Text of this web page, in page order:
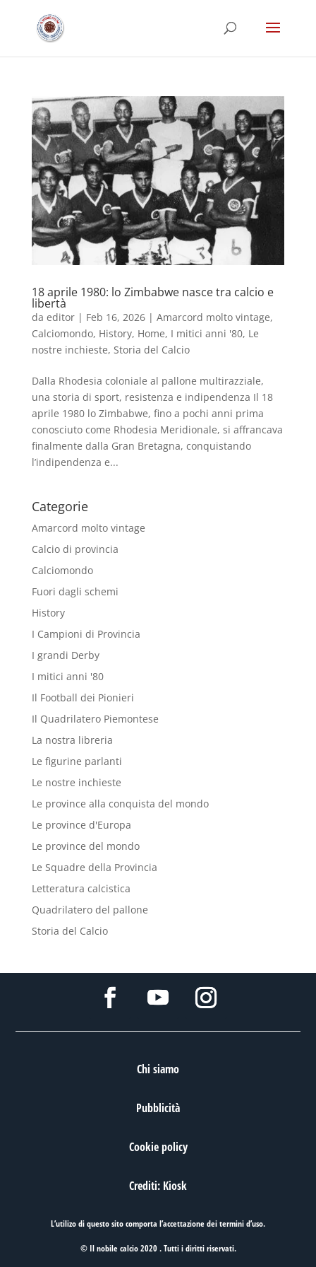
18 aprile 1980: lo Zimbabwe nasce tra calcio e
libertà
da editor| Feb 16, 2026| Amarcord molto vintage,
Calciomondo, History, Home, I mitici anni '80, Le
nostre inchieste, Storia del Calcio
Dalla Rhodesia coloniale al pallone multirazziale,
una storia di sport, resistenza e indipendenza Il 18
aprile 1980 lo Zimbabwe, fino a pochi anni prima
conosciuto come Rhodesia Meridionale, si affrancava
finalmente dalla Gran Bretagna, conquistando
l’indipendenza e...
Categorie
Amarcord molto vintage
Calcio di provincia
Calciomondo
Fuori dagli schemi
History
I Campioni di Provincia
I grandi Derby
I mitici anni '80
Il Football dei Pionieri
Il Quadrilatero Piemontese
La nostra libreria
Le figurine parlanti
Le nostre inchieste
Le province alla conquista del mondo
Le province d'Europa
Le province del mondo
Le Squadre della Provincia
Letteratura calcistica
Quadrilatero del pallone
Storia del Calcio
Chi siamo
Pubblicità
Cookie policy
Crediti: Kiosk
L’utilizo di questo sito comporta l’accettazione deitermini d’uso.
© Il nobile calcio 2020 . Tutti i diritti riservati.